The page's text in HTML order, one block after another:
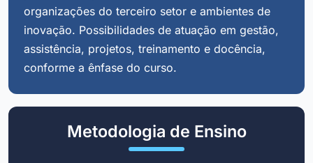
organizações do terceiro setor e ambientes de
inovação. Possibilidades de atuação em gestão,
assistência, projetos, treinamento e docência,
conforme a ênfase do curso.
Metodologia de Ensino